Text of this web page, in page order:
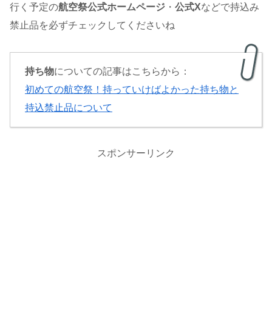
行く予定の航空祭公式ホームページ ・ 公式Xなどで持込み
禁止品を必ずチェックしてくださいね
持ち物についての記事はこちらから：
初めての航空祭！持っていけばよかった持ち物と
持込禁止品について
スポンサーリンク